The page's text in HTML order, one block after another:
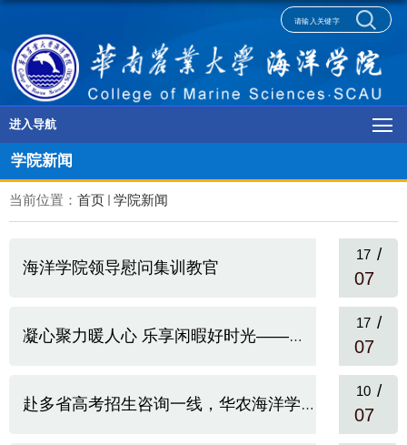
进入导航
学院新闻
当前位置： 首页 学院新闻
17 /
07
海洋学院领导慰问集训教官
17 /
07
凝心聚力暖人心 乐享闲暇好时光——海洋学院工会组织教职工团建活...
10 /
07
赴多省高考招生咨询一线，华农海洋学院招生宣传团队全方位答疑，...